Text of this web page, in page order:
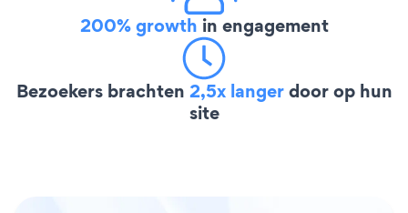
200% growth in engagement
Bezoekers brachten 2,5x langerdoor op hun
site